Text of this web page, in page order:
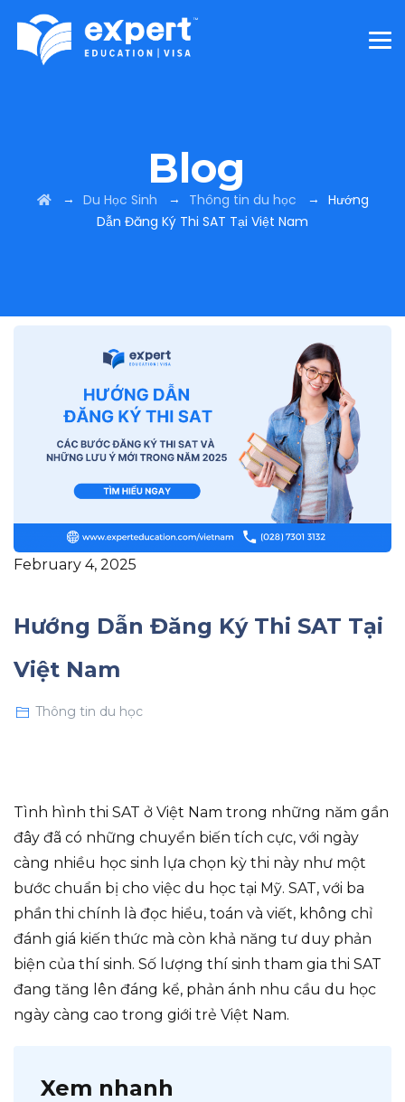
Blog
→ Du Học Sinh → Thông tin du học → Hướng
Dẫn Đăng Ký Thi SAT Tại Việt Nam
February 4, 2025
Hướng Dẫn Đăng Ký Thi SAT Tại
Việt Nam
Thông tin du học
Tình hình thi SAT ở Việt Nam trong những năm gần
đây đã có những chuyển biến tích cực, với ngày
càng nhiều học sinh lựa chọn kỳ thi này như một
bước chuẩn bị cho việc du học tại Mỹ. SAT, với ba
phần thi chính là đọc hiểu, toán và viết, không chỉ
đánh giá kiến thức mà còn khả năng tư duy phản
biện của thí sinh. Số lượng thí sinh tham gia thi SAT
đang tăng lên đáng kể, phản ánh nhu cầu du học
ngày càng cao trong giới trẻ Việt Nam.
Xem nhanh